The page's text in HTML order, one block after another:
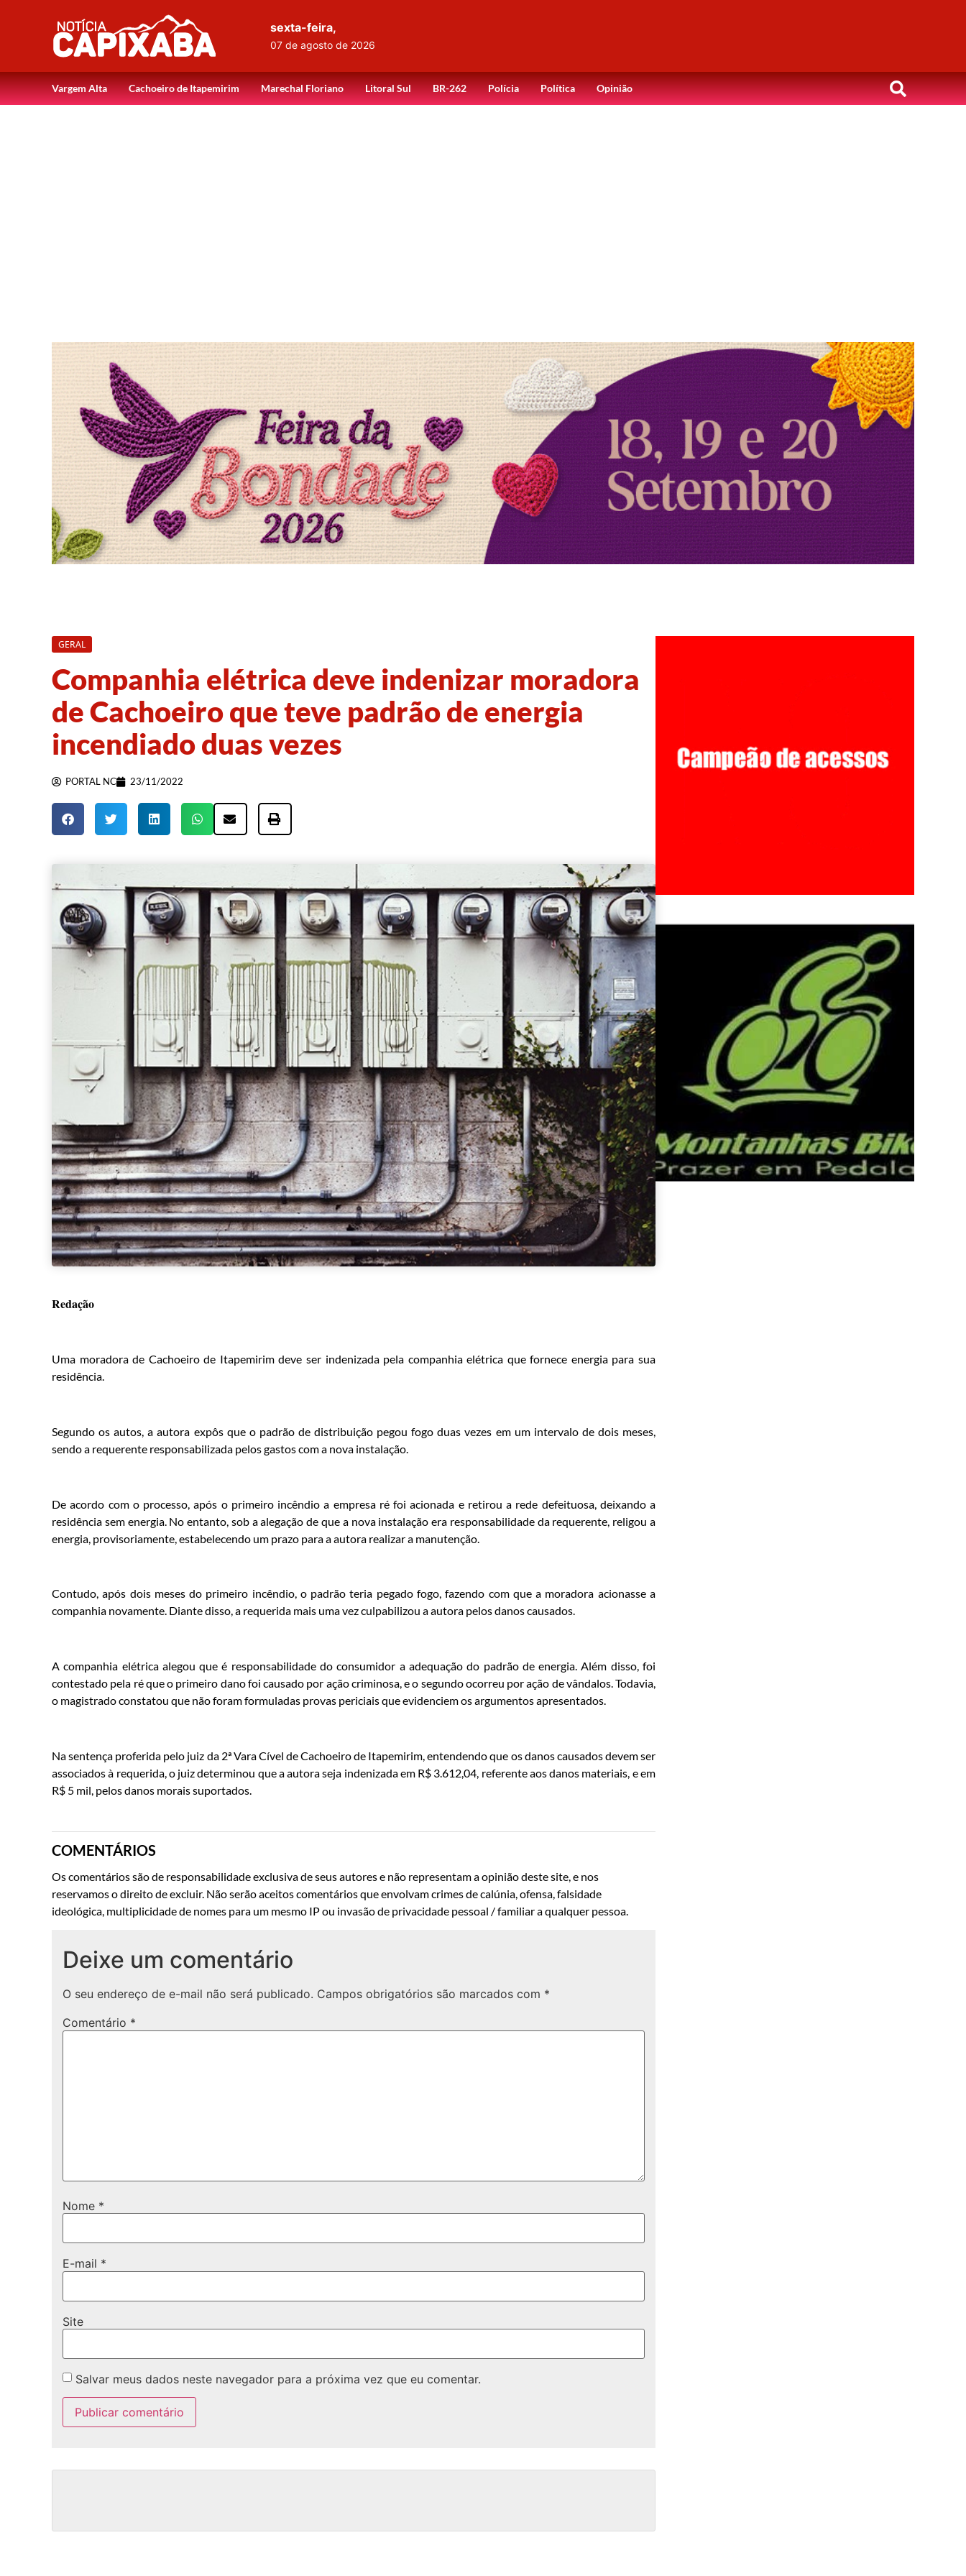
sexta-feira,
07 de agosto de 2026
Vargem Alta Cachoeiro de Itapemirim Marechal Floriano Litoral Sul BR-262 Polícia Política Opinião
GERAL
Companhia elétrica deve indenizar moradora
de Cachoeiro que teve padrão de energia
incendiado duas vezes
PORTAL NC 23/11/2022
Redação
Uma moradora de Cachoeiro de Itapemirim deve ser indenizada pela companhia elétrica que fornece energia para sua
residência.
Segundo os autos, a autora expôs que o padrão de distribuição pegou fogo duas vezes em um intervalo de dois meses,
sendo a requerente responsabilizada pelos gastos com a nova instalação.
De acordo com o processo, após o primeiro incêndio a empresa ré foi acionada e retirou a rede defeituosa, deixando a
residência sem energia. No entanto, sob a alegação de que a nova instalação era responsabilidade da requerente, religou a
energia, provisoriamente, estabelecendo um prazo para a autora realizar a manutenção.
Contudo, após dois meses do primeiro incêndio, o padrão teria pegado fogo, fazendo com que a moradora acionasse a
companhia novamente. Diante disso, a requerida mais uma vez culpabilizou a autora pelos danos causados.
A companhia elétrica alegou que é responsabilidade do consumidor a adequação do padrão de energia. Além disso, foi
contestado pela ré que o primeiro dano foi causado por ação criminosa, e o segundo ocorreu por ação de vândalos. Todavia,
o magistrado constatou que não foram formuladas provas periciais que evidenciem os argumentos apresentados.
Na sentença proferida pelo juiz da 2ª Vara Cível de Cachoeiro de Itapemirim, entendendo que os danos causados devem ser
associados à requerida, o juiz determinou que a autora seja indenizada em R$ 3.612,04, referente aos danos materiais, e em
R$ 5 mil, pelos danos morais suportados.
COMENTÁRIOS
Os comentários são de responsabilidade exclusiva de seus autores e não representam a opinião deste site, e nos
reservamos o direito de excluir. Não serão aceitos comentários que envolvam crimes de calúnia, ofensa, falsidade
ideológica, multiplicidade de nomes para um mesmo IP ou invasão de privacidade pessoal / familiar a qualquer pessoa.
Deixe um comentário
O seu endereço de e-mail não será publicado. Campos obrigatórios são marcados com *
Comentário *
Nome *
E-mail *
Site
Salvar meus dados neste navegador para a próxima vez que eu comentar.